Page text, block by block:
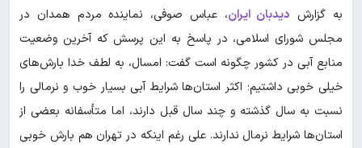
به گزارش دیدبان ایران،عباس صوفی، نماینده مردم همدان در
مجلس شورای اسلامی، در پاسخ به این پرسش که آخرین وضعیت
منابع آبی در کشور چگونه است گفت: امسال، به لطف خدا بارش‌های
خیلی خوبی داشتیم؛ اکثر استان‌ها شرایط آبی بسیار خوب و نرمالی را
نسبت به سال گذشته و چند سال قبل دارند، اما متأسفانه بعضی از
استان‌ها شرایط نرمال ندارند. علی رغم اینکه در تهران هم بارش خوبی